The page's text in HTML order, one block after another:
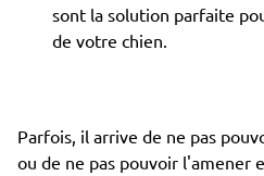
sont la solution parfaite
de votre chien.
Parfois, il arrive de ne pas
ou de ne pas pouvoir l'amener